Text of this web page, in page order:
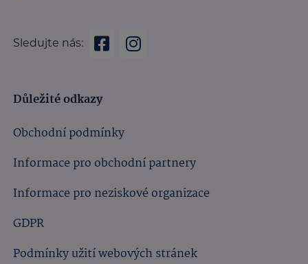
Sledujte nás:
Důležité odkazy
Obchodní podmínky
Informace pro obchodní partnery
Informace pro neziskové organizace
GDPR
Podmínky užití webových stránek